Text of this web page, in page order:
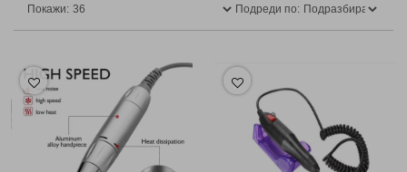
Подреди по:
Покажи: